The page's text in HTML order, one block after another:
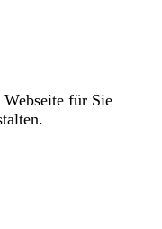
für Sie